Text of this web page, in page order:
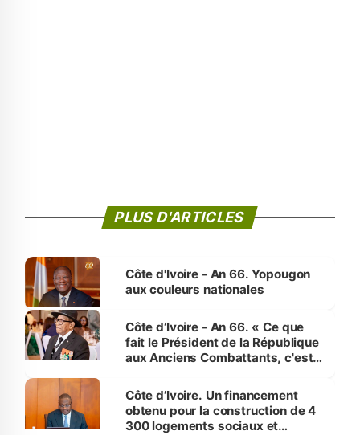
PLUS D'ARTICLES
Côte d'Ivoire - An 66. Yopougon
aux couleurs nationales
Côte d’Ivoire - An 66. « Ce que
fait le Président de la République
aux Anciens Combattants, c'est
Côte d’Ivoire. Un financement
obtenu pour la construction de 4
300 logements sociaux et